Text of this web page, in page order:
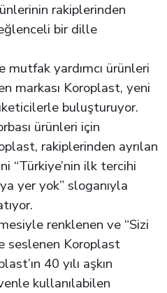
rakiplerinden
bir dille
mutfak yardımcı ürünleri
markası Koroplast, yeni
buluşturuyor.
ürünleri için
rakiplerinden ayrılan
“Türkiye’nin ilk tercihi
yer yok” sloganıyla
renklenen ve “Sizi
seslenen Koroplast
40 yılı aşkın
kullanılabilen